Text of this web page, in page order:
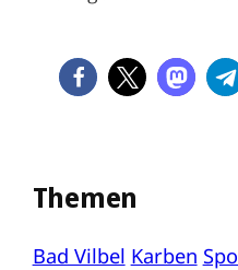
Themen
Bad Vilbel Karben